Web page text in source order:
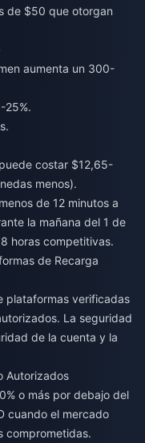
de $50 que otorgan
aumenta un 300-
25%.
costar $12,65-
menos).
de 12 minutos a
la mañana del 1 de
horas competitivas.
de Recarga
plataformas verificadas
La seguridad
de la cuenta y la
Autorizados
o más por debajo del
cuando el mercado
comprometidas.